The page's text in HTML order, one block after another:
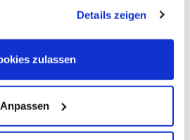
in den USA ein. Alle weiteren
finden Sie in unseren
.
Details zeigen
zulassen
Anpassen
Kunden teil